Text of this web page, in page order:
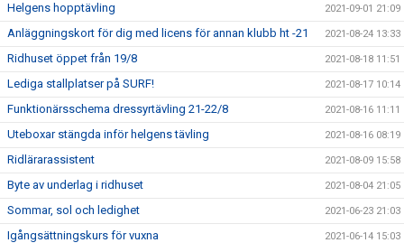
Helgens hopptävling 2021-09-01 21:09
Anläggningskort för dig med licens för annan klubb ht -21 2021-08-24 13:33
Ridhuset öppet från 19/8 2021-08-18 11:51
Lediga stallplatser på SURF! 2021-08-17 10:14
Funktionärsschema dressyrtävling 21-22/8 2021-08-16 11:11
Uteboxar stängda inför helgens tävling 2021-08-16 08:19
Ridlärarassistent 2021-08-09 15:58
Byte av underlag i ridhuset 2021-08-04 21:05
Sommar, sol och ledighet 2021-06-23 21:03
Igångsättningskurs för vuxna 2021-06-14 15:03